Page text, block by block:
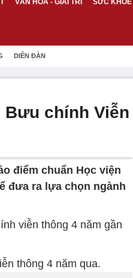
VĂN HÓA - GIẢI TRÍ SỨC KHỎE
DIỄN ĐÀN
Bưu chính Viễn
điểm chuẩn Học viện
đưa ra lựa chọn ngành
viễn thông 4 năm gần